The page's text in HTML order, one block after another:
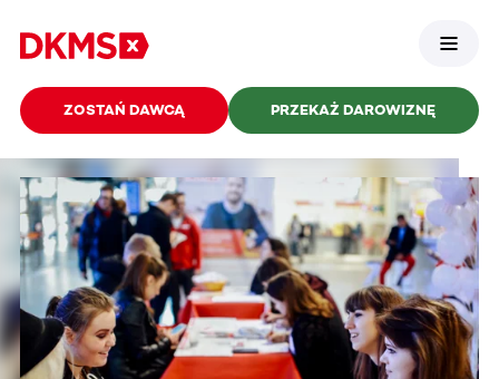
ZOSTAŃ DAWCĄ PRZEKAŻ DAROWIZNĘ